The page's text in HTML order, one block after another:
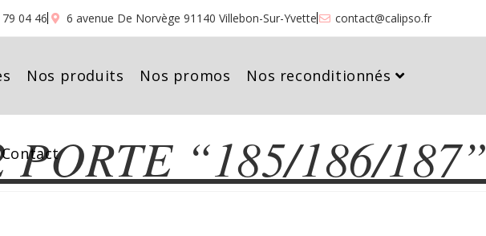
04 46 6 avenue De Norvège 91140 Villebon-Sur-Yvette contact@calipso.fr
Nos produits Nos promos Nos reconditionnés
Contact 2 PORTE “185/186/187”
“185/186/187”